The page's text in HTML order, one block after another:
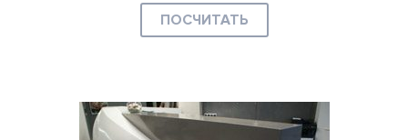
ПОСЧИТАТЬ